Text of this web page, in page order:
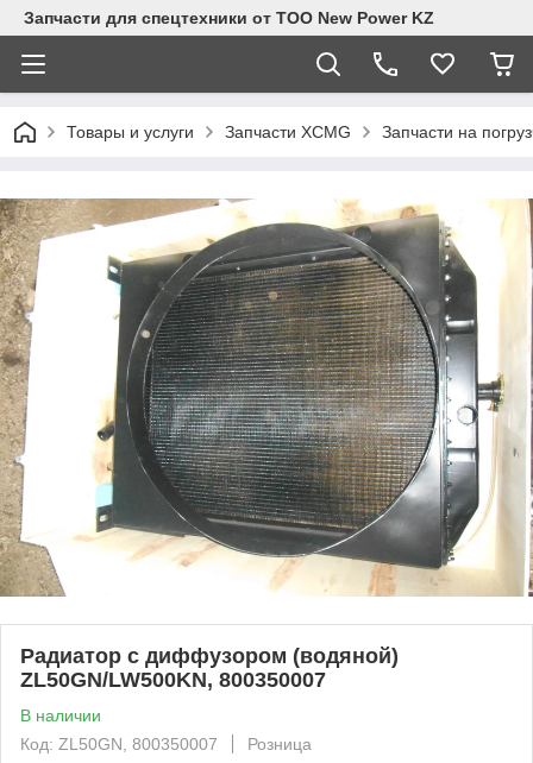
Запчасти для спецтехники от ТОО New Power KZ
Товары и услуги Запчасти XCMG Запчасти на
Радиатор с диффузором (водяной)
ZL50GN/LW500KN, 800350007
В наличии
Код: ZL50GN, 800350007
Розница